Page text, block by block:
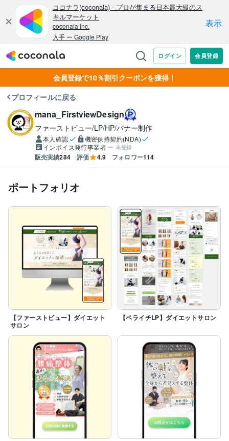
会員登録で10％割引クーポンを獲得！
プロフィールに戻る
mana_FirstviewDesign
ファーストビュー/LP/HP/バナー制作
本人確認
機密保持契約(NDA)
インボイス発行事業者
未登録
販売実績284 評価 4.9 フォロワー114
ポートフォリオ
【ファーストビュー】ダイエット
サロン
【ペライチLP】ダイエットサロン